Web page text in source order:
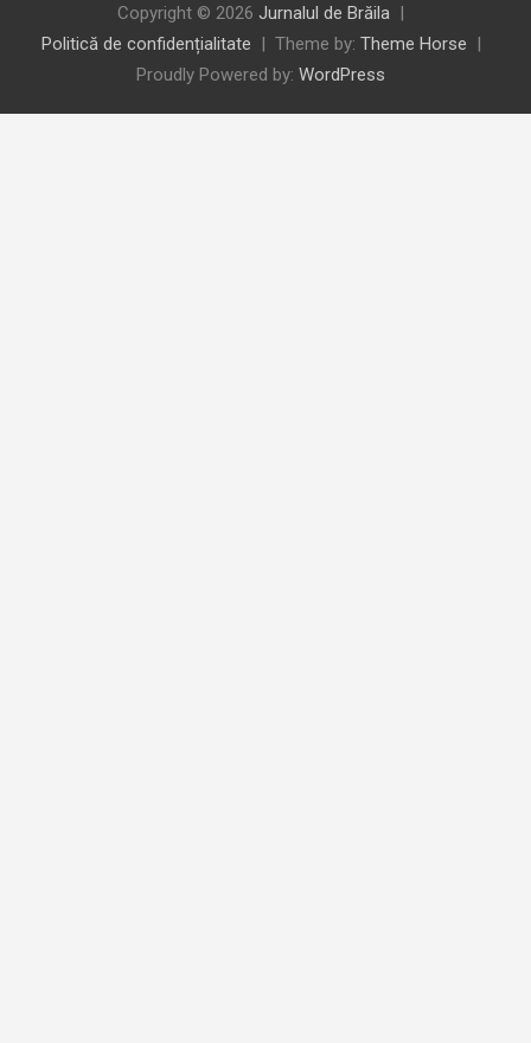
Copyright © 2026 Jurnalul de Brăila
Politică de confidențialitate
Theme by: Theme Horse
Proudly Powered by: WordPress